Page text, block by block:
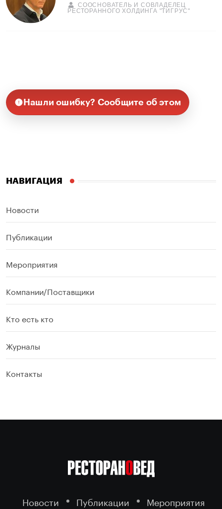
СООСНОВАТЕЛЬ И СОВЛАДЕЛЕЦ
РЕСТОРАННОГО ХОЛДИНГА "ТИГРУС"
Нашли ошибку? Сообщите об этом
НАВИГАЦИЯ
Новости
Публикации
Мероприятия
Компании/Поставщики
Кто есть кто
Журналы
Контакты
Новости Публикации
Мероприятия